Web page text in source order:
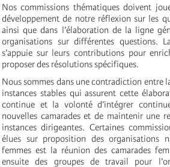
Nos commissions thématiques doivent
développement de notre réflexion sur les
ainsi que dans l’élaboration de la ligne
organisations sur différentes questions.
s’appuie sur leurs contributions pour
proposer des résolutions spécifiques.
Nous sommes dans une contradiction entre
instances stables qui assurent cette
continue et la volonté d’intégrer
nouvelles camarades et de maintenir une
instances dirigeantes. Certaines
élues sur proposition des organisations
femmes est la réunion des camarades
ensuite des groupes de travail pour